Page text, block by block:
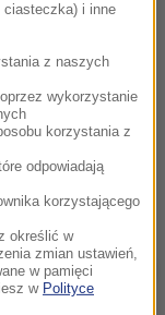
Widzący to
mogli się
na terenie
nie mówi
ciasteczka) i inne
z naszych
wykorzystanie
korzystania z
odpowiadają
korzystającego
określić w
zmian ustawień,
w pamięci
w Polityce